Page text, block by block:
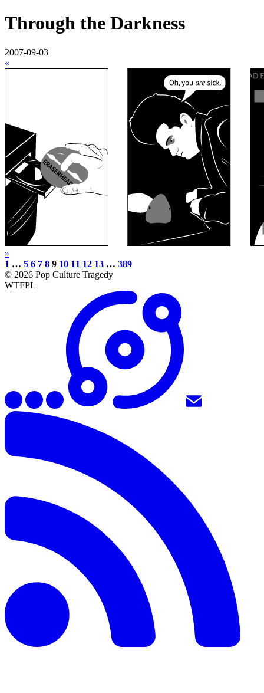
Through the Darkness
2007-09-03
«
»
1 … 5 6 7 8 9 10 11 12 13 … 389
© 2026 Pop Culture Tragedy
WTFPL